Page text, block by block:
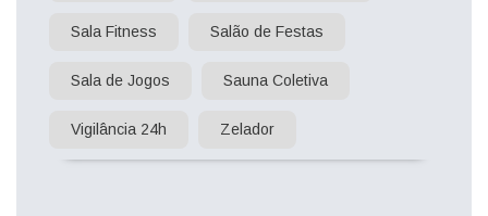
Sala Fitness Salão de Festas
Sala de Jogos Sauna Coletiva
Vigilância 24h Zelador